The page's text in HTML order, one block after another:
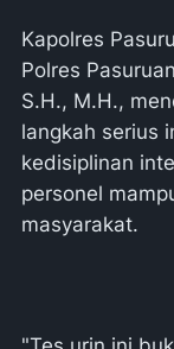
Kapolres
Polres
S.H., M.H.,
langkah serius
kedisiplinan
personel
masyarakat.